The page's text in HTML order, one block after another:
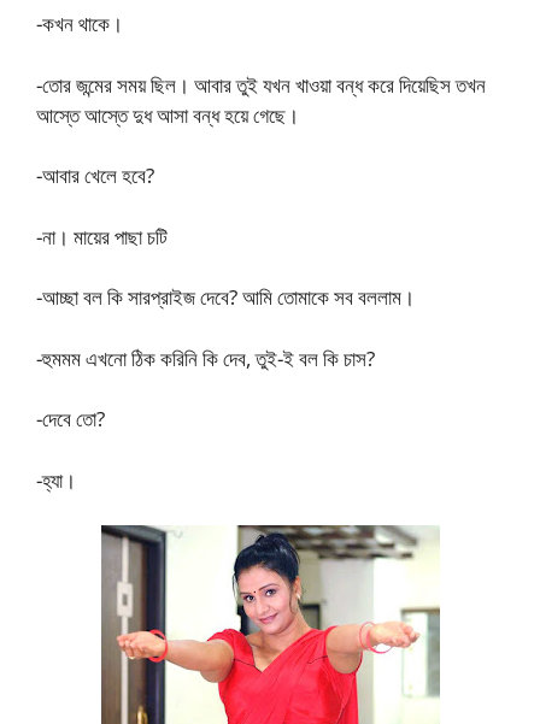
-কখন থাকে।
-তোর জন্মের সময় ছিল। আবার তুই যখন খাওয়া বন্ধ করে দিয়েছিস তখন
আস্তে আস্তে দুধ আসা বন্ধ হয়ে গেছে।
-আবার খেলে হবে?
-না। মায়ের পাছা চটি
-আচ্ছা বল কি সারপ্রাইজ দেবে? আমি তোমাকে সব বললাম।
-হুমমম এখনো ঠিক করিনি কি দেব, তুই-ই বল কি চাস?
-দেবে তো?
-হ্যা।